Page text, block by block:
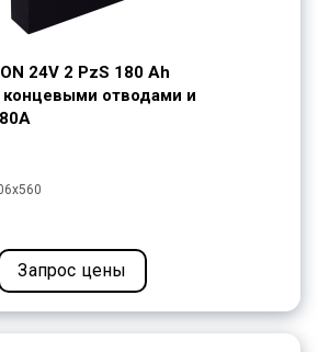
24V 2 PzS 180 Ah
отводами и
Запрос цены